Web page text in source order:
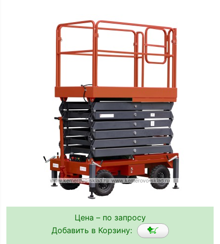
Цена – по запросу
Добавить в Корзину: